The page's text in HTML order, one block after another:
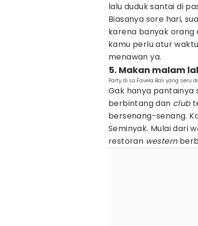
lalu duduk santai di
Biasanya sore hari,
karena banyak
kamu perlu atur
menawan ya.
5. Makan malam
Party di La Favela Bali yang
Gak hanya pantainya
berbintang dan club
bersenang-senang.
Seminyak. Mulai dari
restoran western